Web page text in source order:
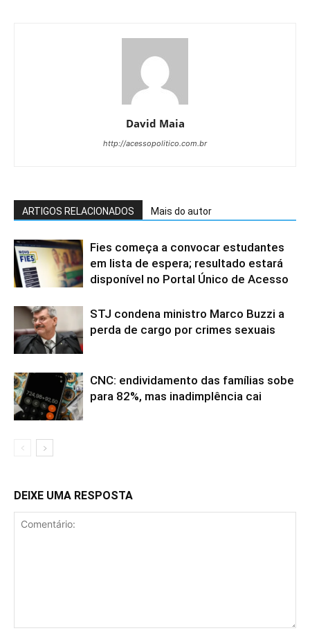
David Maia
http://acessopolitico.com.br
ARTIGOS RELACIONADOS Mais do autor
Fies começa a convocar estudantes
em lista de espera; resultado estará
disponível no Portal Único de Acesso
STJ condena ministro Marco Buzzi a
perda de cargo por crimes sexuais
CNC: endividamento das famílias sobe
para 82%, mas inadimplência cai
DEIXE UMA RESPOSTA